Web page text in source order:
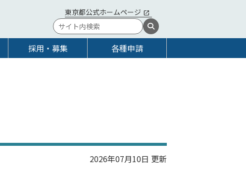
東京都公式ホームページ
採用・募集 各種申請
2026年07月10日 更新